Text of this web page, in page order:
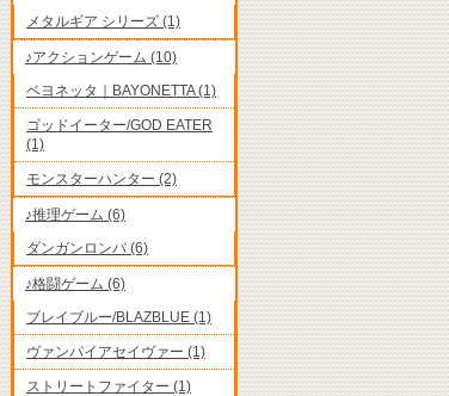
メタルギア シリーズ (1)
♪アクションゲーム (10)
ベヨネッタ｜BAYONETTA (1)
ゴッドイーター/GOD EATER
(1)
モンスターハンター (2)
♪推理ゲーム (6)
ダンガンロンパ (6)
♪格闘ゲーム (6)
ブレイブルー/BLAZBLUE (1)
ヴァンパイアセイヴァー (1)
ストリートファイター (1)